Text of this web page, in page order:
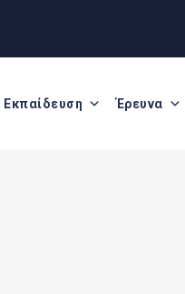
Εκπαίδευση Έρευνα